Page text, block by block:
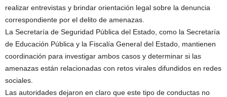
realizar entrevistas y brindar orientación legal sobre la denuncia
correspondiente por el delito de amenazas.
La Secretaría de Seguridad Pública del Estado, como la Secretaría
de Educación Pública y la Fiscalía General del Estado, mantienen
coordinación para investigar ambos casos y determinar si las
amenazas están relacionadas con retos virales difundidos en redes
sociales.
Las autoridades dejaron en claro que este tipo de conductas no